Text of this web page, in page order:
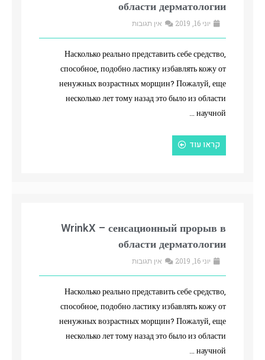
области дерматологии
יוני 16, 2019 אין תגובות
Насколько реально представить себе средство,
способное, подобно ластику избавлять кожу от
ненужных возрастных морщин? Пожалуй, еще
несколько лет тому назад это было из области
научной …
קראו עוד
WrinkX – сенсационный прорыв в
области дерматологии
יוני 16, 2019 אין תגובות
Насколько реально представить себе средство,
способное, подобно ластику избавлять кожу от
ненужных возрастных морщин? Пожалуй, еще
несколько лет тому назад это было из области
научной …